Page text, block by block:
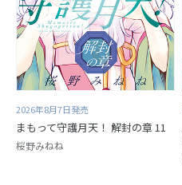
2026年8月7日発売
まもって守護月天！ 解封の章 11
桜野みねね